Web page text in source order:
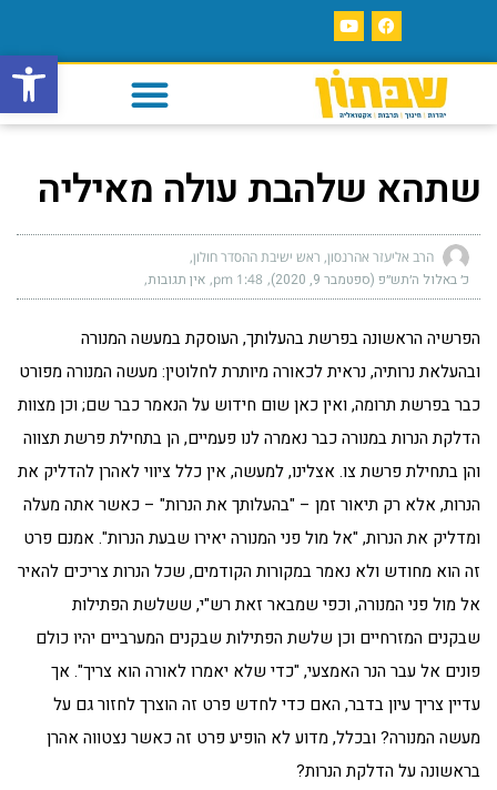
פתח
שתהא שלהבת עולה מאיליה
הרב אליעזר אהרנסון, ראש ישיבת ההסדר חולון
כ׳ באלול ה׳תש״פ (ספטמבר 9, 2020) 1:48 pm אין תגובות
הפרשיה הראשונה בפרשת בהעלותך, העוסקת במעשה המנורה
ובהעלאת נרותיה, נראית לכאורה מיותרת לחלוטין: מעשה המנורה מפורט
כבר בפרשת תרומה, ואין כאן שום חידוש על הנאמר כבר שם; וכן מצוות
הדלקת הנרות במנורה כבר נאמרה לנו פעמיים, הן בתחילת פרשת תצווה
והן בתחילת פרשת צו. אצלינו, למעשה, אין כלל ציווי לאהרן להדליק את
הנרות, אלא רק תיאור זמן – "בהעלותך את הנרות" – כאשר אתה מעלה
ומדליק את הנרות, "אל מול פני המנורה יאירו שבעת הנרות". אמנם פרט
זה הוא מחודש ולא נאמר במקורות הקודמים, שכל הנרות צריכים להאיר
אל מול פני המנורה, וכפי שמבאר זאת רש"י, ששלשת הפתילות
שבקנים המזרחיים וכן שלשת הפתילות שבקנים המערביים יהיו כולם
פונים אל עבר הנר האמצעי, "כדי שלא יאמרו לאורה הוא צריך". אך
עדיין צריך עיון בדבר, האם כדי לחדש פרט זה הוצרך לחזור גם על
מעשה המנורה? ובכלל, מדוע לא הופיע פרט זה כאשר נצטווה אהרן
בראשונה על הדלקת הנרות?